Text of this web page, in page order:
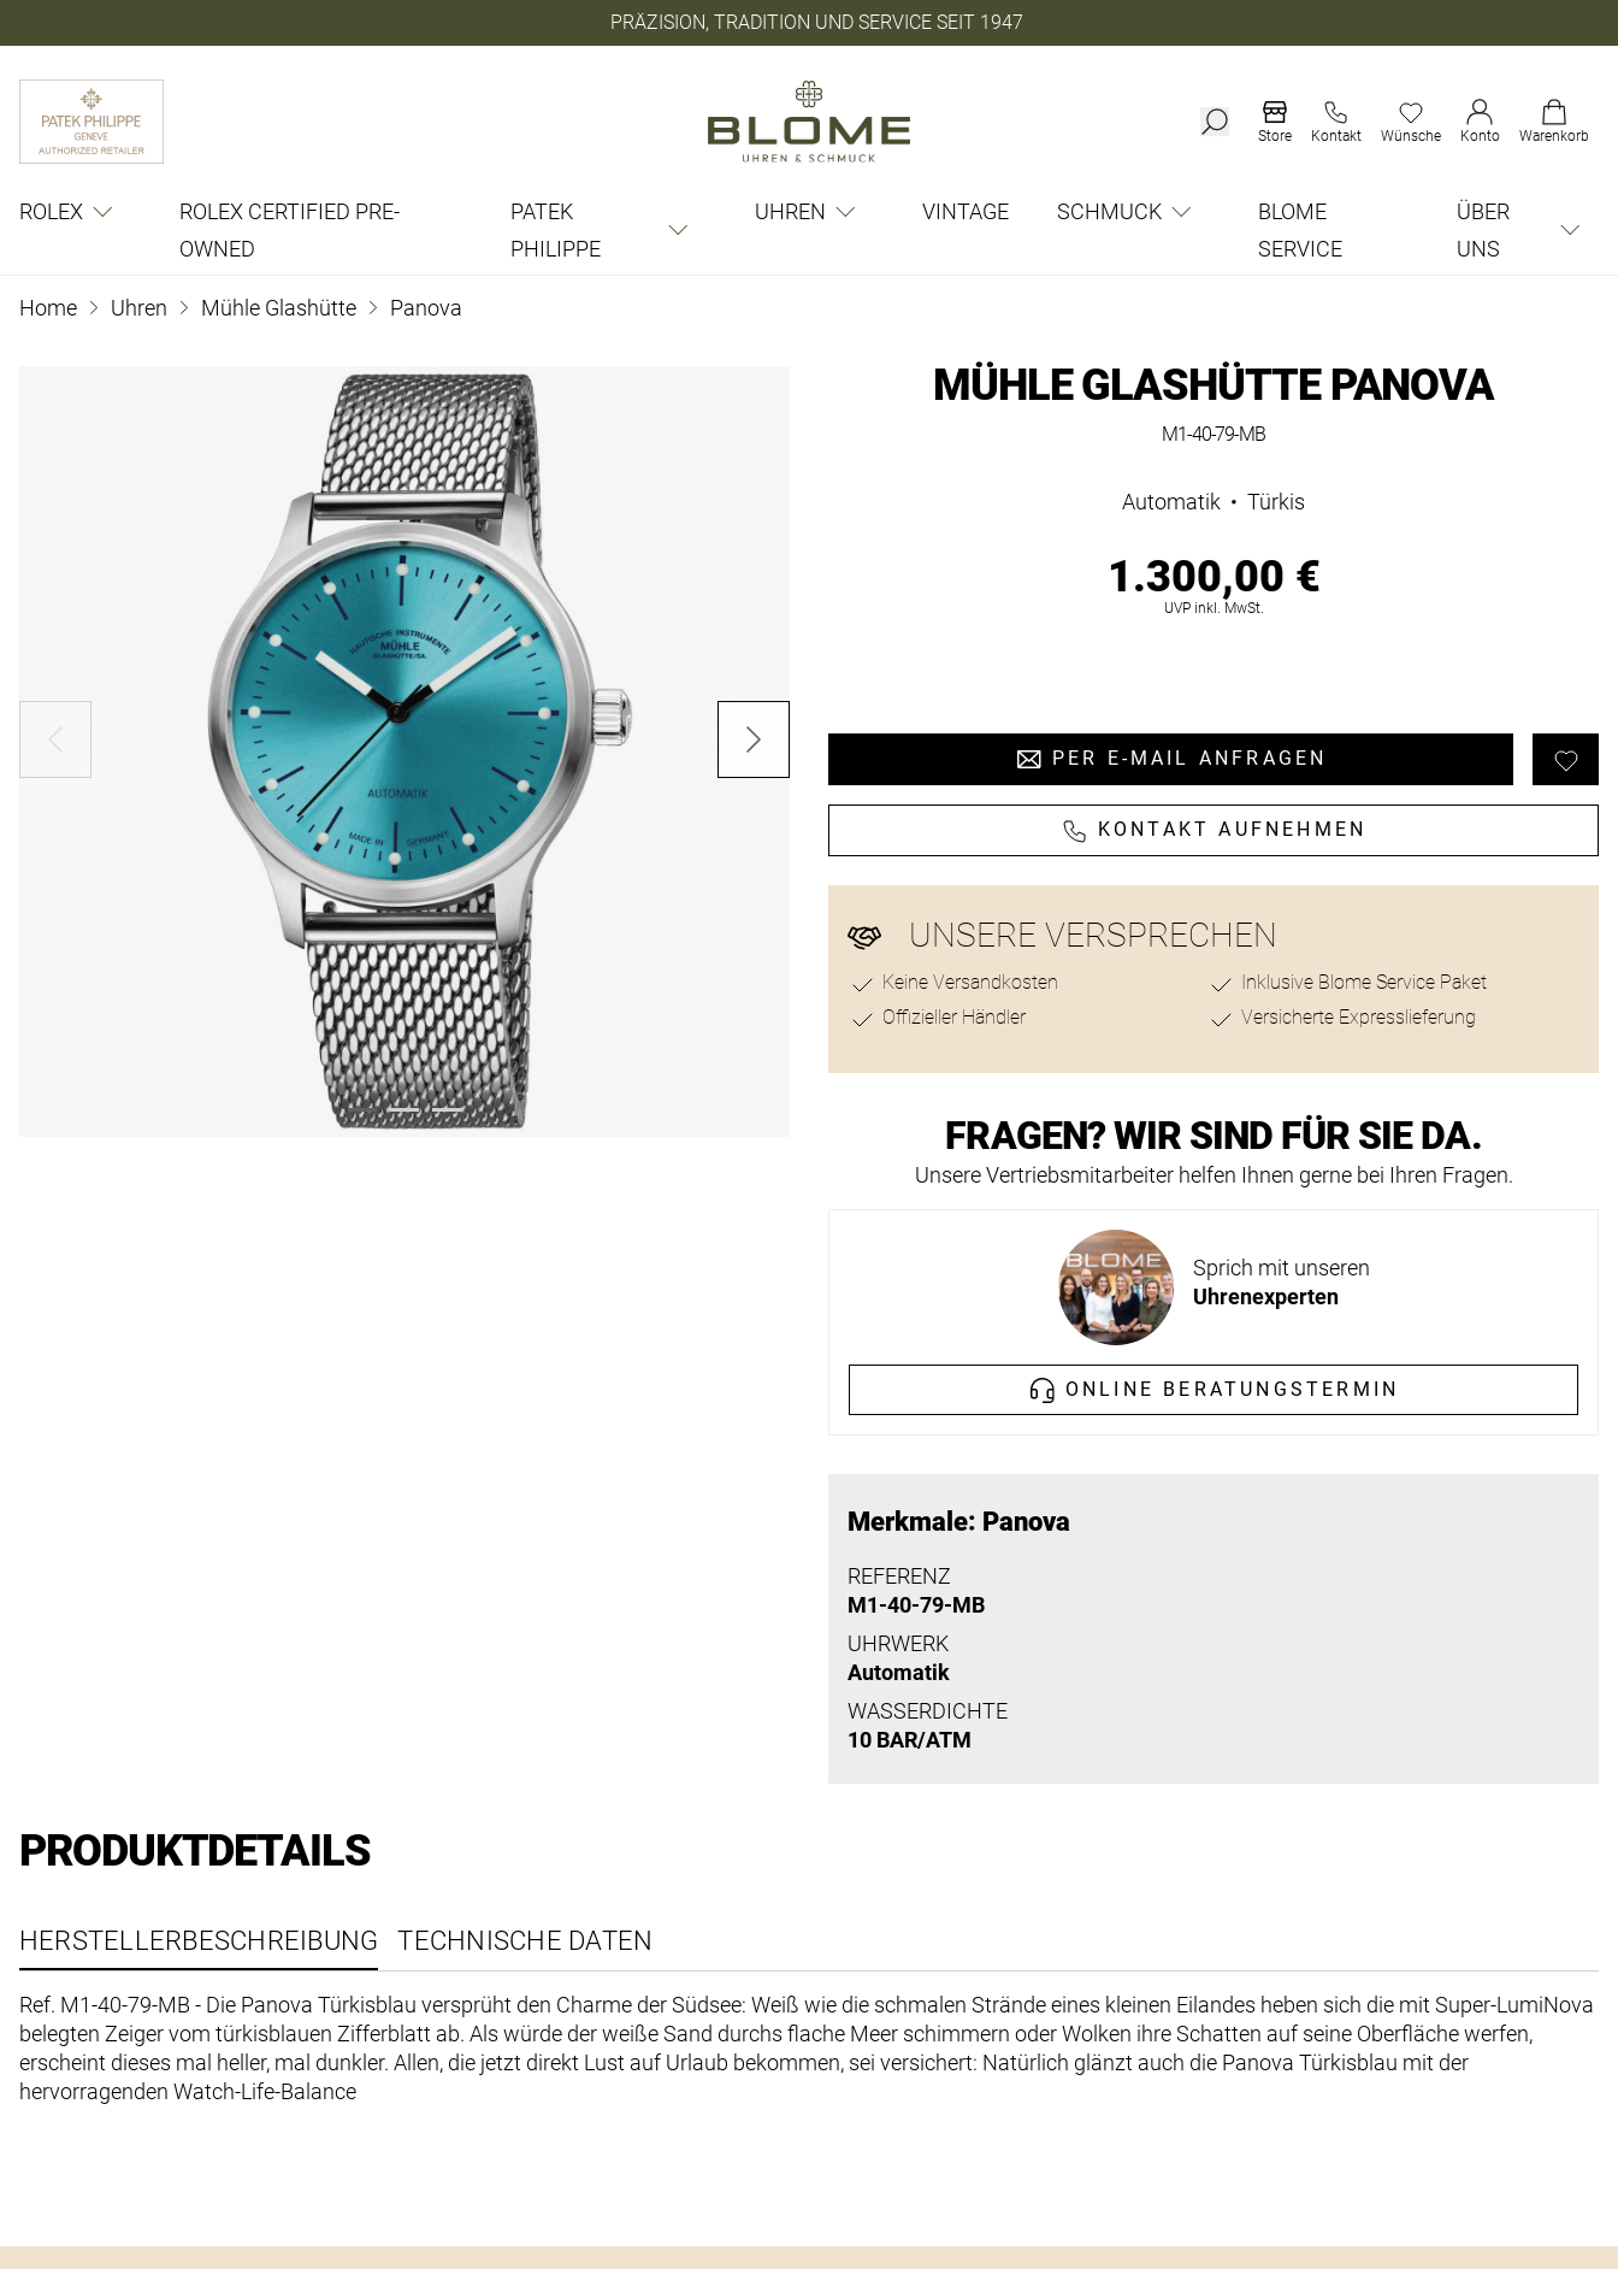
PRÄZISION, TRADITION UND SERVICE SEIT 1947
Store Kontakt Wünsche Konto Warenkorb
ROLEX
ROLEX CERTIFIED PRE-
OWNED
PATEK
PHILIPPE
UHREN VINTAGE SCHMUCK
BLOME
SERVICE
ÜBER
UNS
Home Uhren Mühle Glashütte Panova
MÜHLE GLASHÜTTE PANOVA
M1-40-79-MB
Automatik • Türkis
Preisinformationen1.300,00 €
UVP inkl. MwSt.
PER E-MAIL ANFRAGEN
KONTAKT AUFNEHMEN
UNSERE VERSPRECHEN
Keine Versandkosten
Inklusive Blome Service Paket
Offizieller Händler
Versicherte Expresslieferung
FRAGEN? WIR SIND FÜR SIE DA.
Unsere Vertriebsmitarbeiter helfen Ihnen gerne bei Ihren Fragen.
Sprich mit unseren
Uhrenexperten
ONLINE BERATUNGSTERMIN
Merkmale: Panova
REFERENZ
M1-40-79-MB
UHRWERK
Automatik
WASSERDICHTE
10 BAR/ATM
PRODUKTDETAILS
HERSTELLERBESCHREIBUNG TECHNISCHE DATEN
Ref. M1-40-79-MB - Die Panova Türkisblau versprüht den Charme der Südsee: Weiß wie die schmalen Strände eines kleinen Eilandes heben sich die mit Super-LumiNova
belegten Zeiger vom türkisblauen Zifferblatt ab. Als würde der weiße Sand durchs flache Meer schimmern oder Wolken ihre Schatten auf seine Oberfläche werfen,
erscheint dieses mal heller, mal dunkler. Allen, die jetzt direkt Lust auf Urlaub bekommen, sei versichert: Natürlich glänzt auch die Panova Türkisblau mit der
hervorragenden Watch-Life-Balance